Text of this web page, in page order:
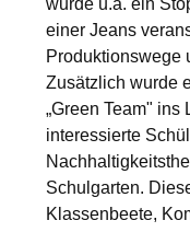
wurde u.a. ein
einer Jeans
Produktionswege
Zusätzlich wurde
„Green Team" ins
interessierte
Schulgarten.
Klassenbeete,